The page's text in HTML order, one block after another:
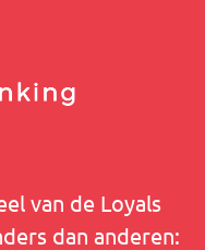
van de Loyals
dan anderen: